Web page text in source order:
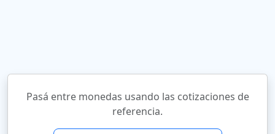
Pasá entre monedas usando las cotizaciones de
referencia.